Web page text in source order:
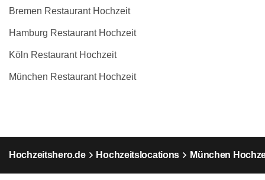
Bremen Restaurant Hochzeit
Hamburg Restaurant Hochzeit
Köln Restaurant Hochzeit
München Restaurant Hochzeit
Hochzeitshero.de Hochzeitslocations München